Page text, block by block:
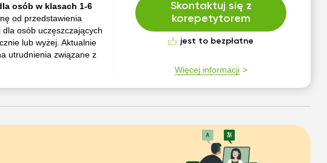
osób w klasach 1-6
od przedstawienia
osób uczęszczających
lub wyżej. Aktualnie
utrudnienia związane z
Skontaktuj się z
korepetytorem
jest to bezpłatne
Więcej informacji